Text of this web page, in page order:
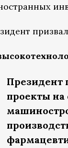
Президент
проекты